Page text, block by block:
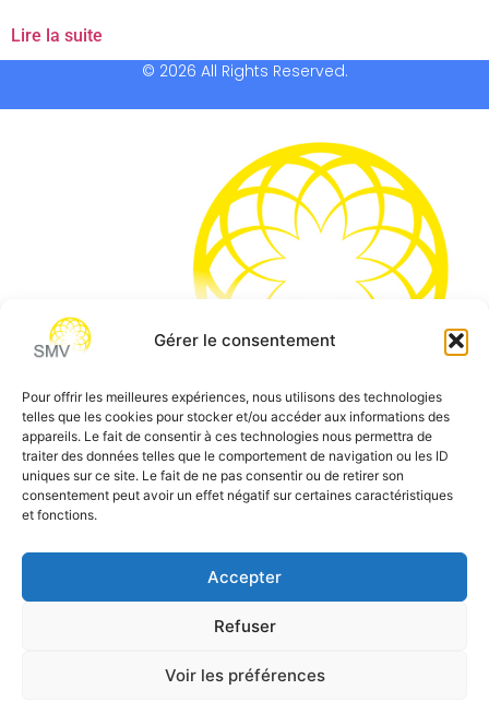
Gérer le consentement
Pour offrir les meilleures expériences, nous utilisons des technologies
telles que les cookies pour stocker et/ou accéder aux informations des
appareils. Le fait de consentir à ces technologies nous permettra de
traiter des données telles que le comportement de navigation ou les ID
uniques sur ce site. Le fait de ne pas consentir ou de retirer son
consentement peut avoir un effet négatif sur certaines caractéristiques
et fonctions.
Accepter
Refuser
Voir les préférences
Lire la suite
© 2026 All Rights Reserved.
SMV permet de vous aider à gagner du temps et vous
permettre de vous concentrer sur l’essentiel de votre
métier
Téléphone:0 805 69 64 75 / 02 37 34 04 04
contact@smvformation.fr
Création & Hébergement Web Cloud par